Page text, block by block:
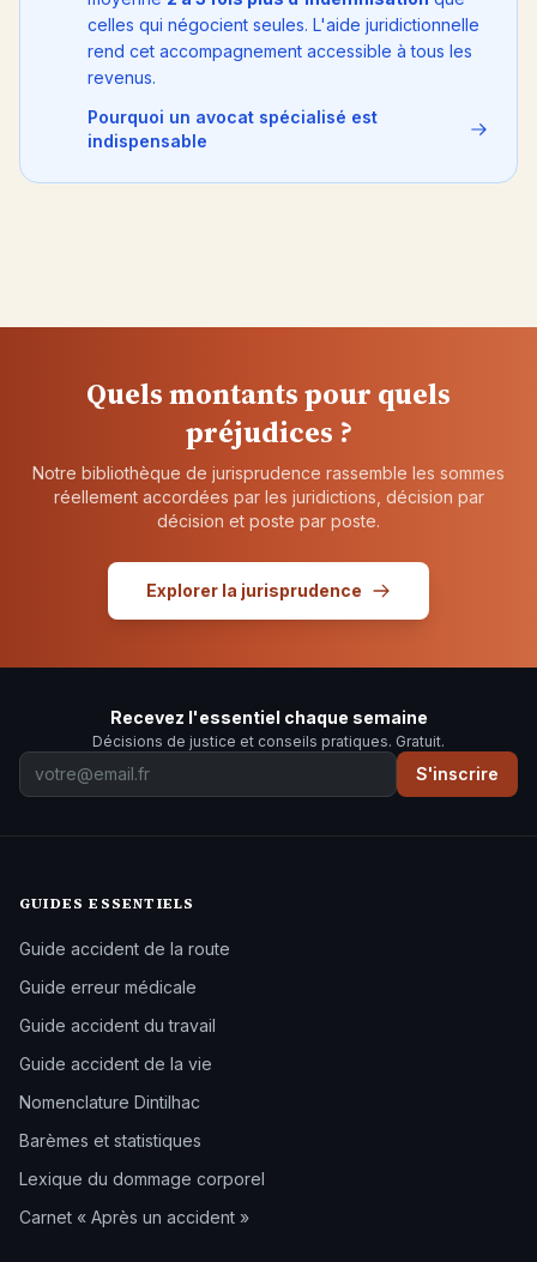
celles qui négocient seules. L'aide juridictionnelle
rend cet accompagnement accessible à tous les
revenus.
Pourquoi un avocat spécialisé est
indispensable
Quels montants pour quels
préjudices ?
Notre bibliothèque de jurisprudence rassemble les sommes
réellement accordées par les juridictions, décision par
décision et poste par poste.
Explorer la jurisprudence
Recevez l'essentiel chaque semaine
Décisions de justice et conseils pratiques. Gratuit.
S'inscrire
GUIDES ESSENTIELS
Guide accident de la route
Guide erreur médicale
Guide accident du travail
Guide accident de la vie
Nomenclature Dintilhac
Barèmes et statistiques
Lexique du dommage corporel
Carnet « Après un accident »